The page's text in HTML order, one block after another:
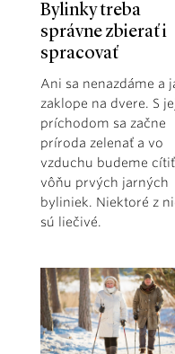
Bylinky treba
správne zbierať i
spracovať
Ani sa nenazdáme a
zaklope na dvere. S
príchodom sa začne
príroda zelenať a vo
vzduchu budeme cítiť
vôňu prvých jarných
byliniek. Niektoré z
sú liečivé.